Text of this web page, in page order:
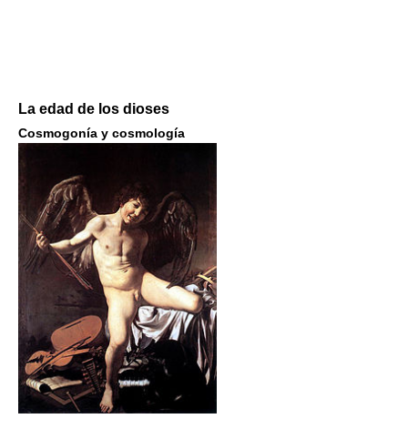
La edad de los dioses
Cosmogonía y cosmología